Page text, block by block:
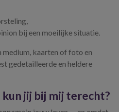
bij een moeilijke situatie.
medium, kaarten of foto en
gedetailleerde en heldere
jij bij mij terecht?